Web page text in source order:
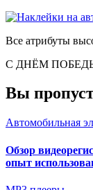
Все атрибуты
С ДНЁМ
Вы
Автомобильная
Обзор
опыт